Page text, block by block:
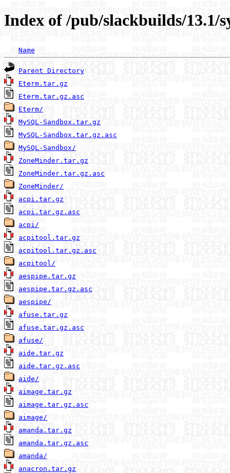
Index of /pub/slackbuilds/13.1/
Name
Parent Directory
Eterm.tar.gz
Eterm.tar.gz.asc
Eterm/
MySQL-Sandbox.tar.gz
MySQL-Sandbox.tar.gz.asc
MySQL-Sandbox/
ZoneMinder.tar.gz
ZoneMinder.tar.gz.asc
ZoneMinder/
acpi.tar.gz
acpi.tar.gz.asc
acpi/
acpitool.tar.gz
acpitool.tar.gz.asc
acpitool/
aespipe.tar.gz
aespipe.tar.gz.asc
aespipe/
afuse.tar.gz
afuse.tar.gz.asc
afuse/
aide.tar.gz
aide.tar.gz.asc
aide/
aimage.tar.gz
aimage.tar.gz.asc
aimage/
amanda.tar.gz
amanda.tar.gz.asc
amanda/
anacron.tar.gz